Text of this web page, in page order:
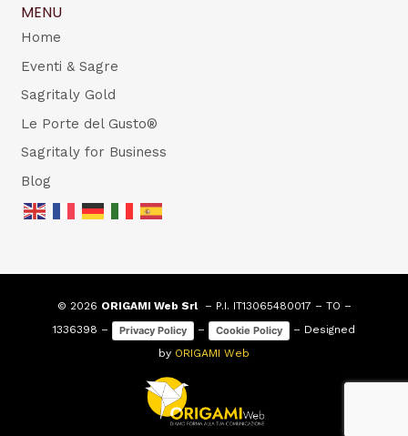
MENU
Home
Eventi & Sagre
Sagritaly Gold
Le Porte del Gusto®
Sagritaly for Business
Blog
© 2026 ORIGAMI Web Srl– P.I. IT13065480017 – TO –
1336398 –
Privacy Policy – Cookie Policy
– Designed
by ORIGAMI Web